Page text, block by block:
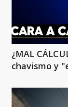
¿MAL
chavismo y